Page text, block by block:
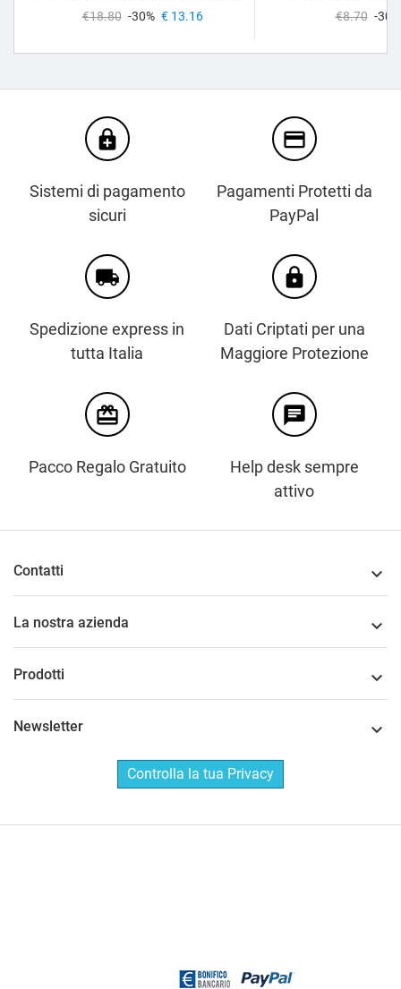
€18.80 -30% € 13.16 €8.70 -30%
enhanced_encryption
Sistemi di pagamento
sicuri
credit_card
Pagamenti Protetti da
PayPal
local_shipping
Spedizione express in
tutta Italia
https
Dati Criptati per una
Maggiore Protezione
card_giftcard
Pacco Regalo Gratuito
chat
Help desk sempre
attivo
Contatti 
La nostra azienda 
Prodotti 
Newsletter 
Controlla la tua Privacy